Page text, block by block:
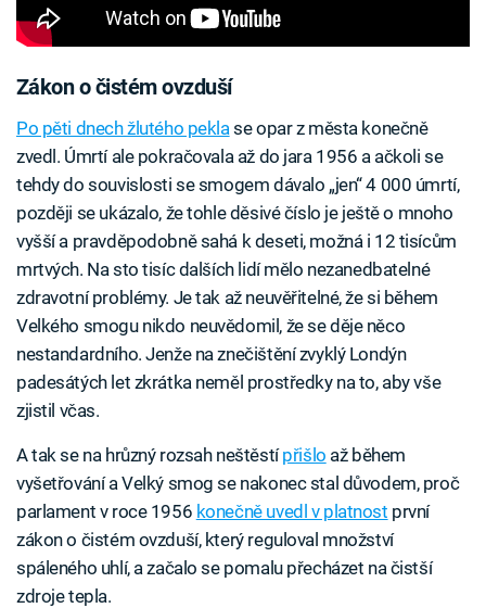
Zákon o čistém ovzduší
Po pěti dnech žlutého pekla se opar z města konečně
zvedl. Úmrtí ale pokračovala až do jara 1956 a ačkoli se
tehdy do souvislosti se smogem dávalo „jen“ 4 000 úmrtí,
později se ukázalo, že tohle děsivé číslo je ještě o mnoho
vyšší a pravděpodobně sahá k deseti, možná i 12 tisícům
mrtvých. Na sto tisíc dalších lidí mělo nezanedbatelné
zdravotní problémy. Je tak až neuvěřitelné, že si během
Velkého smogu nikdo neuvědomil, že se děje něco
nestandardního. Jenže na znečištění zvyklý Londýn
padesátých let zkrátka neměl prostředky na to, aby vše
zjistil včas.
A tak se na hrůzný rozsah neštěstípřišlo až během
vyšetřování a Velký smog se nakonec stal důvodem, proč
parlament v roce 1956 konečně uvedl v platnost první
zákon o čistém ovzduší, který reguloval množství
spáleného uhlí, a začalo se pomalu přecházet na čistší
zdroje tepla.